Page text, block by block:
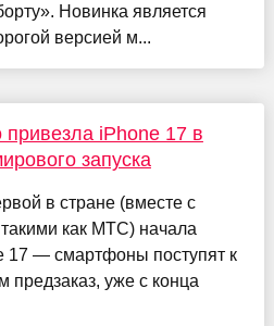
Новинка является
версией м...
iPhone 17 в
запуска
в стране (вместе с
как МТС) начала
17 — смартфоны поступят к
уже с конца